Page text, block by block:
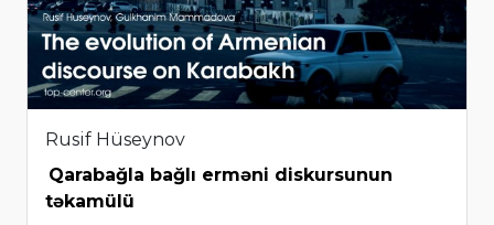
Rusif Hüseynov
Qarabağla bağlı erməni diskursunun
təkamülü